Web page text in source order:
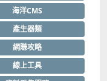
海洋CMS
產生器類
網賺攻略
線上工具